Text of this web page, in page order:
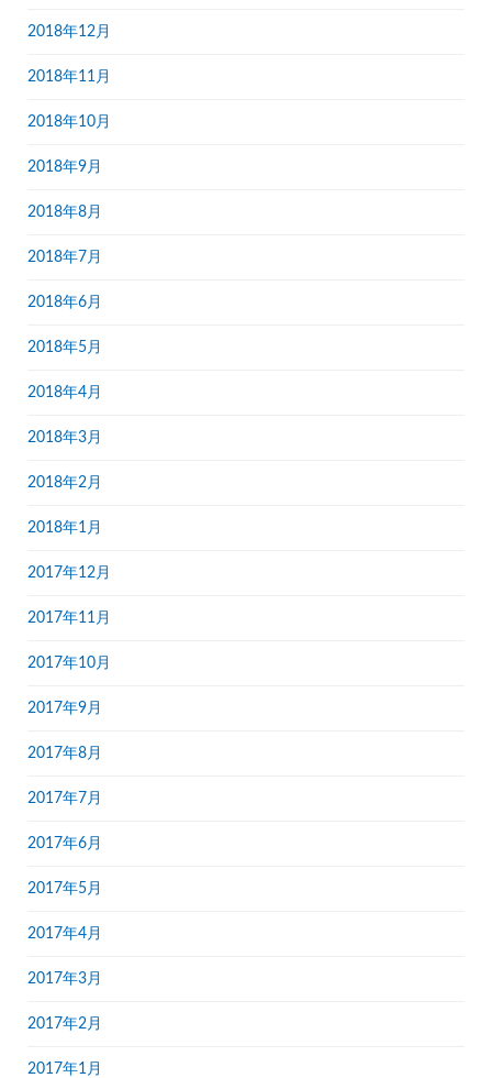
2018年12月
2018年11月
2018年10月
2018年9月
2018年8月
2018年7月
2018年6月
2018年5月
2018年4月
2018年3月
2018年2月
2018年1月
2017年12月
2017年11月
2017年10月
2017年9月
2017年8月
2017年7月
2017年6月
2017年5月
2017年4月
2017年3月
2017年2月
2017年1月